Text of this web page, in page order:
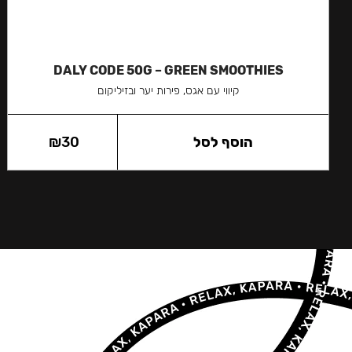
DALY CODE 50G – GREEN SMOOTHIES
קיווי עם אגס, פירות יער ובזיליקום
₪30 הוסף לסל